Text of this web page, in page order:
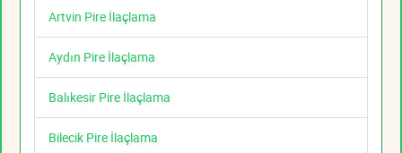
Artvin Pire İlaçlama
Aydın Pire İlaçlama
Balıkesir Pire İlaçlama
Bilecik Pire İlaçlama